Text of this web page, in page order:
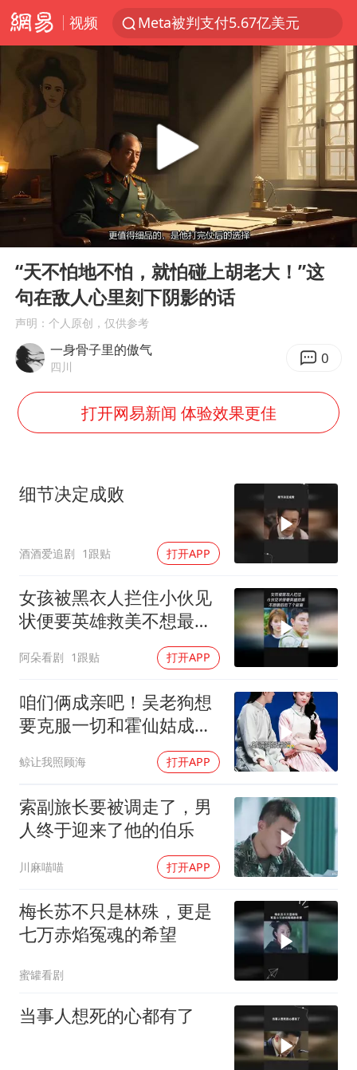
视频
Meta被判支付5.67亿美元
台风白海豚逼近 暴雨大暴雨来袭
阿根廷足协发文力挺因凡蒂诺
中国稀土盘中涨停
A股开盘：民爆、CPO等概念走强
日本广岛民众举行游行反对政府行径
21楼高空抛物嫌疑人被拘留
台风白海豚最新路径研判来了
OpenAI为免费用户升级GPT-5.6 Luna
船舶避风项目停工 多地全力防台风
我国编制完成新版全月地质图
男子结婚8年发现3个女儿均非亲生
奋进开新局 实干挑大梁
Play
02:52
“天不怕地不怕，就怕碰上胡老大！”这
句在敌人心里刻下阴影的话
声明：个人原创，仅供参考
一身骨子里的傲气
四川 0
打开网易新闻 体验效果更佳
细节决定成败
酒酒爱追剧 1跟贴 打开APP
女孩被黑衣人拦住小伙见
状便要英雄救美不想最后
阿朵看剧 1跟贴 打开APP
咱们俩成亲吧！吴老狗想
要克服一切和霍仙姑成
鲸让我照顾海 打开APP
索副旅长要被调走了，男
人终于迎来了他的伯乐
川麻喵喵 打开APP
梅长苏不只是林殊，更是
七万赤焰冤魂的希望
蜜罐看剧
当事人想死的心都有了